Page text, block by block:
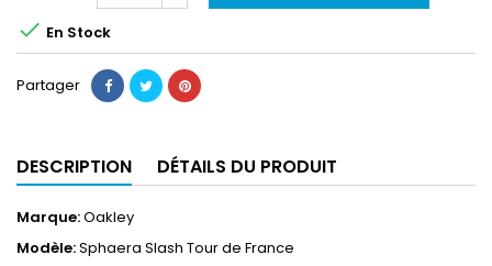
 En Stock
Partager
DESCRIPTION DÉTAILS DU PRODUIT
Marque:Oakley
Modèle:Sphaera Slash Tour de France